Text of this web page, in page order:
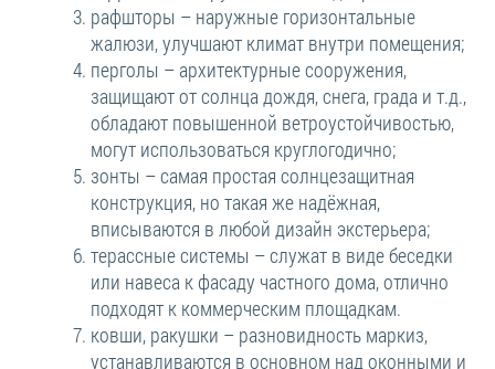
рафшторы – наружные горизонтальные
жалюзи, улучшают климат внутри помещения;
перголы – архитектурные сооружения,
защищают от солнца дождя, снега, града и т.д.,
обладают повышенной ветроустойчивостью,
могут использоваться круглогодично;
зонты – самая простая солнцезащитная
конструкция, но такая же надёжная,
вписываются в любой дизайн экстерьера;
терассные системы – служат в виде беседки
или навеса к фасаду частного дома, отлично
подходят к коммерческим площадкам.
ковши, ракушки – разновидность маркиз,
устанавливаются в основном над оконными и